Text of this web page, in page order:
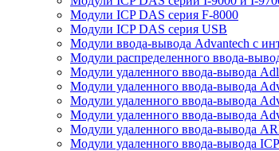
Модули ICP DAS серия F-8000
Модули ICP DAS серия USB
Модули ввода-вывода Advantech с
Модули распределенного ввода-
Модули удаленного ввода-вывода
Модули удаленного ввода-вывода
Модули удаленного ввода-вывода
Модули удаленного ввода-вывода
Модули удаленного ввода-вывода
Модули удаленного ввода-вывода